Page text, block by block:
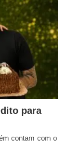
para
contam com o